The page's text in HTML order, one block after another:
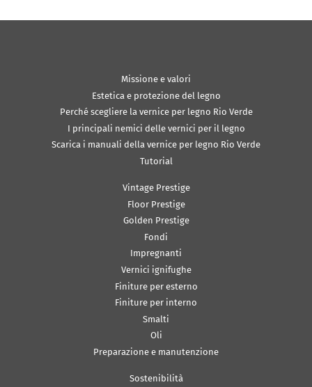
Missione e valori
Estetica e protezione del legno
Perché scegliere la vernice per legno Rio Verde
I principali nemici delle vernici per il legno
Scarica i manuali della vernice per legno Rio Verde
Tutorial
Vintage Prestige
Floor Prestige
Golden Prestige
Fondi
Impregnanti
Vernici ignifughe
Finiture per esterno
Finiture per interno
Smalti
Oli
Preparazione e manutenzione
Sostenibilità